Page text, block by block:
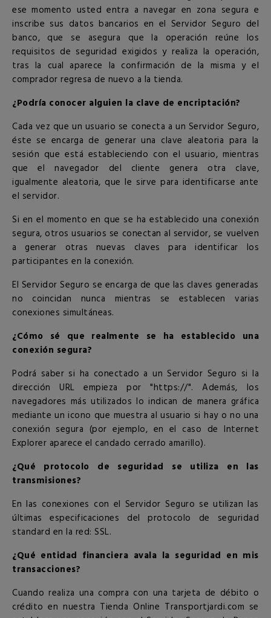
ese momento usted entra a navegar en zona segura e
inscribe sus datos bancarios en el Servidor Seguro del
banco, que se asegura que la operación reúne los
requisitos de seguridad exigidos y realiza la operación,
tras la cual aparece la confirmación de la misma y el
comprador regresa de nuevo a la tienda.
¿Podría conocer alguien la clave de encriptación?
Cada vez que un usuario se conecta a un Servidor Seguro,
éste se encarga de generar una clave aleatoria para la
sesión que está estableciendo con el usuario, mientras
que el navegador del cliente genera otra clave,
igualmente aleatoria, que le sirve para identificarse ante
el servidor.
Si en el momento en que se ha establecido una conexión
segura, otros usuarios se conectan al servidor, se vuelven
a generar otras nuevas claves para identificar los
participantes en la conexión.
El Servidor Seguro se encarga de que las claves generadas
no coincidan nunca mientras se establecen varias
conexiones simultáneas.
¿Cómo sé que realmente se ha establecido una
conexión segura?
Podrá saber si ha conectado a un Servidor Seguro si la
dirección URL empieza por "https://". Además, los
navegadores más utilizados lo indican de manera gráfica
mediante un icono que muestra al usuario si hay o no una
conexión segura (por ejemplo, en el caso de Internet
Explorer aparece el candado cerrado amarillo).
¿Qué protocolo de seguridad se utiliza en las
transmisiones?
En las conexiones con el Servidor Seguro se utilizan las
últimas especificaciones del protocolo de seguridad
standard en la red: SSL.
¿Qué entidad financiera avala la seguridad en mis
transacciones?
Cuando realiza una compra con una tarjeta de débito o
crédito en nuestra Tienda Online Transportjardi.com se